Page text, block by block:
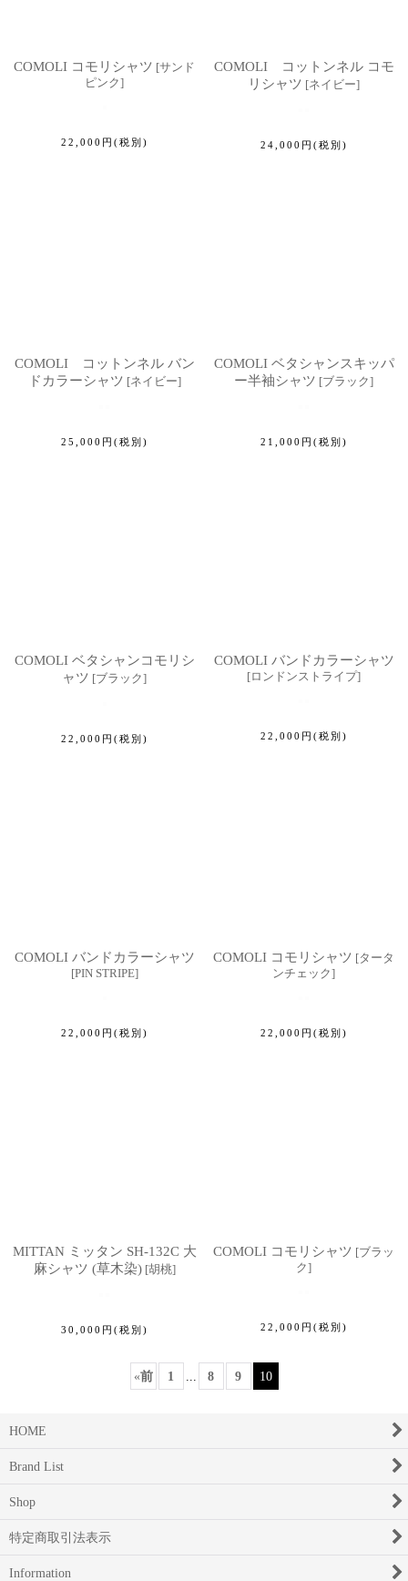
COMOLI コモリシャツ [サンド
ピンク]
22,000 円 (税別)
COMOLI コットンネル コモ
リシャツ [ネイビー]
24,000 円 (税別)
COMOLI コットンネル バン
ドカラーシャツ [ネイビー]
25,000 円 (税別)
COMOLI ベタシャンスキッパ
ー半袖シャツ [ブラック]
21,000 円 (税別)
COMOLI ベタシャンコモリシ
ャツ [ブラック]
22,000 円 (税別)
COMOLI バンドカラーシャツ
[ロンドンストライプ]
22,000 円 (税別)
COMOLI バンドカラーシャツ
[PIN STRIPE]
22,000 円 (税別)
COMOLI コモリシャツ [タータ
ンチェック]
22,000 円 (税別)
MITTAN ミッタン SH-132C 大
麻シャツ (草木染) [胡桃]
30,000 円 (税別)
COMOLI コモリシャツ [ブラッ
ク]
22,000 円 (税別)
«前 1 8 9 10
HOME
Brand List
Shop
特定商取引法表示
Information